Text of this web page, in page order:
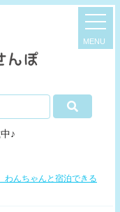
♪
わんちゃんと宿泊できる